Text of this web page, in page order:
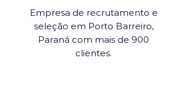
Empresa de recrutamento e
seleção em Porto Barreiro,
Paraná com mais de 900
clientes.